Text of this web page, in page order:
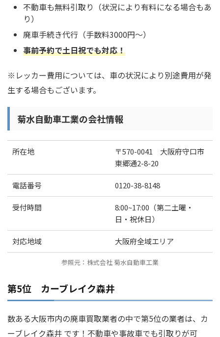
不動車も無料引取り（状況により有料になる場合もあ
り）
廃車手続き代行（手数料3000円～）
事前予約で土日祝でも対応！
※レッカー費用については、車の状況により別途費用が発
生する場合もございます。
菊水自動車工業の会社情報
所在地
〒570-0041 大阪府守口市
東郷通2-8-20
電話番号 0120-38-8148
受付時間
8:00~17:00（第二土曜・
日・祝休日）
対応地域 大阪府全域エリア
参照元：株式会社 菊水自動車工業
第5位 カーブレイク森井
数ある大阪市内の廃車買取業者の中で第5位の業者は、カ
ーブレイク森井 です！不動車や事故車でも引取りが可